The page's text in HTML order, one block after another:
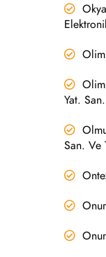
Yat.
San. Ve